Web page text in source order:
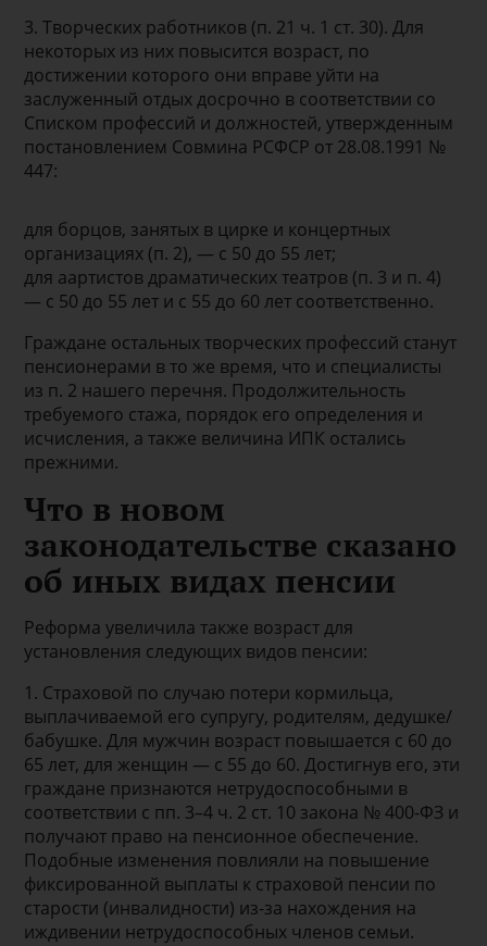
3. Творческих работников (п. 21 ч. 1 ст. 30). Для
некоторых из них повысится возраст, по
достижении которого они вправе уйти на
заслуженный отдых досрочно в соответствии со
Списком профессий и должностей, утвержденным
постановлением Совмина РСФСР от 28.08.1991 №
447:
для борцов, занятых в цирке и концертных
организациях (п. 2), — с 50 до 55 лет;
для аартистов драматических театров (п. 3 и п. 4)
— с 50 до 55 лет и с 55 до 60 лет соответственно.
Граждане остальных творческих профессий станут
пенсионерами в то же время, что и специалисты
из п. 2 нашего перечня. Продолжительность
требуемого стажа, порядок его определения и
исчисления, а также величина ИПК остались
прежними.
Что в новом
законодательстве сказано
об иных видах пенсии
Реформа увеличила также возраст для
установления следующих видов пенсии:
1. Страховой по случаю потери кормильца,
выплачиваемой его супругу, родителям, дедушке/
бабушке. Для мужчин возраст повышается с 60 до
65 лет, для женщин — с 55 до 60. Достигнув его, эти
граждане признаются нетрудоспособными в
соответствии с пп. 3–4 ч. 2 ст. 10 закона № 400-ФЗ и
получают право на пенсионное обеспечение.
Подобные изменения повлияли на повышение
фиксированной выплаты к страховой пенсии по
старости (инвалидности) из-за нахождения на
иждивении нетрудоспособных членов семьи.